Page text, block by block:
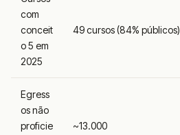
com
conceit
o 5 em
2025
49 cursos (84% públicos)
Egress
os não
proficie
~13.000